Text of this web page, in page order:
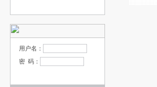
用户名：
密 码：